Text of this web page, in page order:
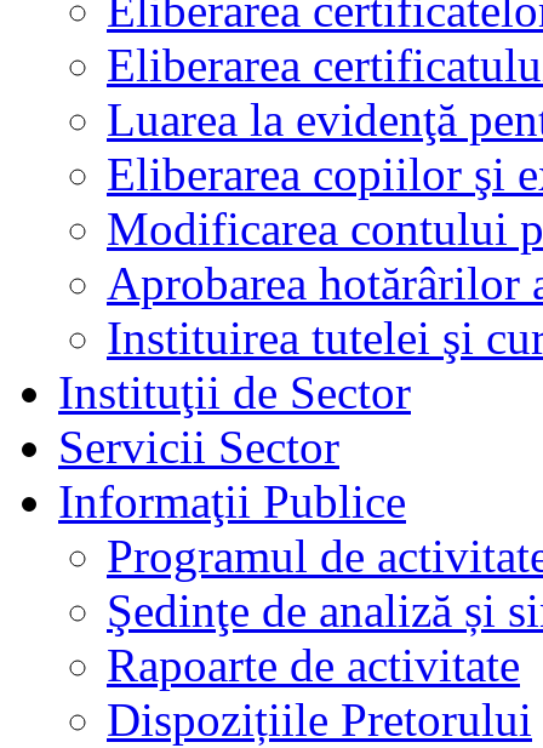
Eliberarea
Eliberarea
Luarea la evidenţă
Eliberarea copiilor şi
Modificarea contului
Aprobarea hotărârilor
Instituirea tutelei şi
Instituţii de Sector
Servicii Sector
Informaţii Publice
Programul de
Şedinţe de analiză și
Rapoarte de activitate
Dispozițiile Pretorului